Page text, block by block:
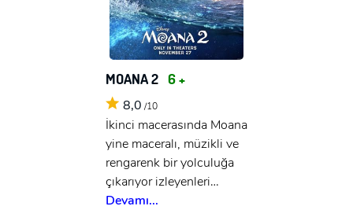
MOANA 2 6 +
8,0 /10
İkinci macerasında Moana
yine maceralı, müzikli ve
rengarenk bir yolculuğa
çıkarıyor izleyenleri…
Devamı...